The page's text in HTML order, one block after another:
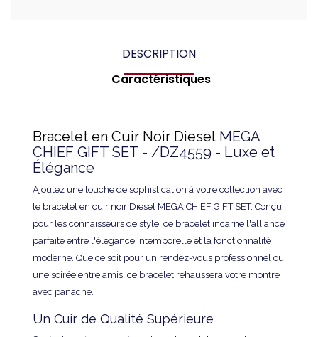
DESCRIPTION
Caractéristiques
Bracelet en Cuir Noir Diesel MEGA
CHIEF GIFT SET - /DZ4559 - Luxe et
Élégance
Ajoutez une touche de sophistication à votre collection avec
le bracelet en cuir noir Diesel MEGA CHIEF GIFT SET. Conçu
pour les connaisseurs de style, ce bracelet incarne l'alliance
parfaite entre l'élégance intemporelle et la fonctionnalité
moderne. Que ce soit pour un rendez-vous professionnel ou
une soirée entre amis, ce bracelet rehaussera votre montre
avec panache.
Un Cuir de Qualité Supérieure